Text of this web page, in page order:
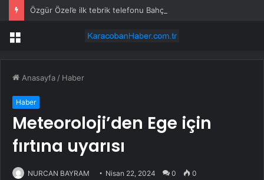
Özgür Özel’e ilk tebrik telefonu Bahçeli’den
Menü
Anasayfa / Haber
Haber
Meteoroloji’den Ege için
fırtına uyarısı
NURCAN BAYRAM Nisan 22, 2024 0 0